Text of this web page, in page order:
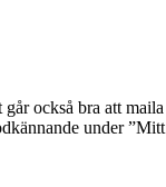
också bra att
under